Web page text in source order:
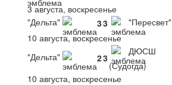
3 августа, воскресенье
"Дельта"
33 "Пересвет"
10 августа, воскресенье
"Дельта"
23
ДЮСШ
(Судогда)
10 августа, воскресенье